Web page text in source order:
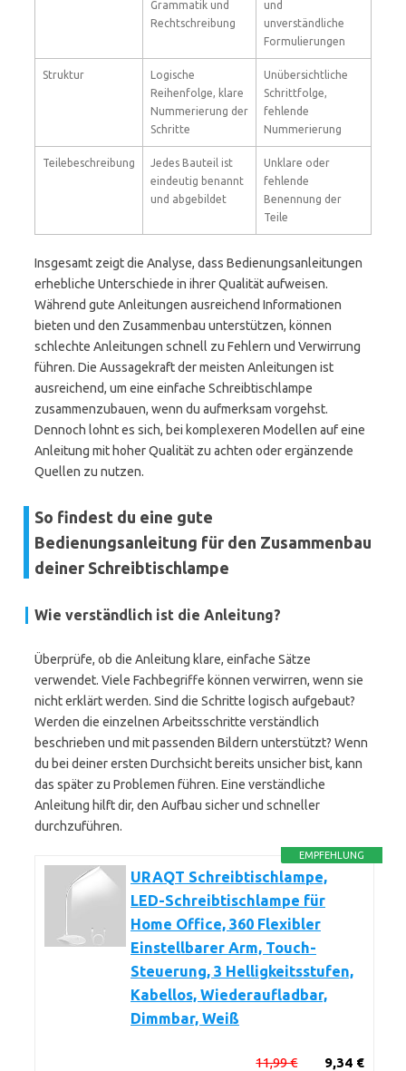
Grammatik und
Rechtschreibung
und
unverständliche
Formulierungen
Struktur
Logische
Reihenfolge, klare
Nummerierung der
Schritte
Unübersichtliche
Schrittfolge,
fehlende
Nummerierung
Teilebeschreibung
Jedes Bauteil ist
eindeutig benannt
und abgebildet
Unklare oder
fehlende
Benennung der
Teile
Insgesamt zeigt die Analyse, dass Bedienungsanleitungen
erhebliche Unterschiede in ihrer Qualität aufweisen.
Während gute Anleitungen ausreichend Informationen
bieten und den Zusammenbau unterstützen, können
schlechte Anleitungen schnell zu Fehlern und Verwirrung
führen. Die Aussagekraft der meisten Anleitungen ist
ausreichend, um eine einfache Schreibtischlampe
zusammenzubauen, wenn du aufmerksam vorgehst.
Dennoch lohnt es sich, bei komplexeren Modellen auf eine
Anleitung mit hoher Qualität zu achten oder ergänzende
Quellen zu nutzen.
So findest du eine gute
Bedienungsanleitung für den Zusammenbau
deiner Schreibtischlampe
Wie verständlich ist die Anleitung?
Überprüfe, ob die Anleitung klare, einfache Sätze
verwendet. Viele Fachbegriffe können verwirren, wenn sie
nicht erklärt werden. Sind die Schritte logisch aufgebaut?
Werden die einzelnen Arbeitsschritte verständlich
beschrieben und mit passenden Bildern unterstützt? Wenn
du bei deiner ersten Durchsicht bereits unsicher bist, kann
das später zu Problemen führen. Eine verständliche
Anleitung hilft dir, den Aufbau sicher und schneller
durchzuführen.
EMPFEHLUNG
URAQT Schreibtischlampe,
LED-Schreibtischlampe für
Home Office, 360 Flexibler
Einstellbarer Arm, Touch-
Steuerung, 3 Helligkeitsstufen,
Kabellos, Wiederaufladbar,
Dimmbar, Weiß
9,34 €
11,99 €